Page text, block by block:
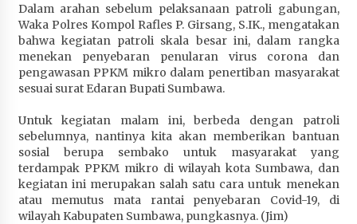
Dalam arahan sebelum pelaksanaan patroli gabungan,
Waka Polres Kompol Rafles P. Girsang, S.IK., mengatakan
bahwa kegiatan patroli skala besar ini, dalam rangka
menekan penyebaran penularan virus corona dan
pengawasan PPKM mikro dalam penertiban masyarakat
sesuai surat Edaran Bupati Sumbawa.
Untuk kegiatan malam ini, berbeda dengan patroli
sebelumnya, nantinya kita akan memberikan bantuan
sosial berupa sembako untuk masyarakat yang
terdampak PPKM mikro di wilayah kota Sumbawa, dan
kegiatan ini merupakan salah satu cara untuk menekan
atau memutus mata rantai penyebaran Covid-19, di
wilayah Kabupaten Sumbawa, pungkasnya. (Jim)